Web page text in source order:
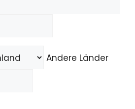
Andere Länder